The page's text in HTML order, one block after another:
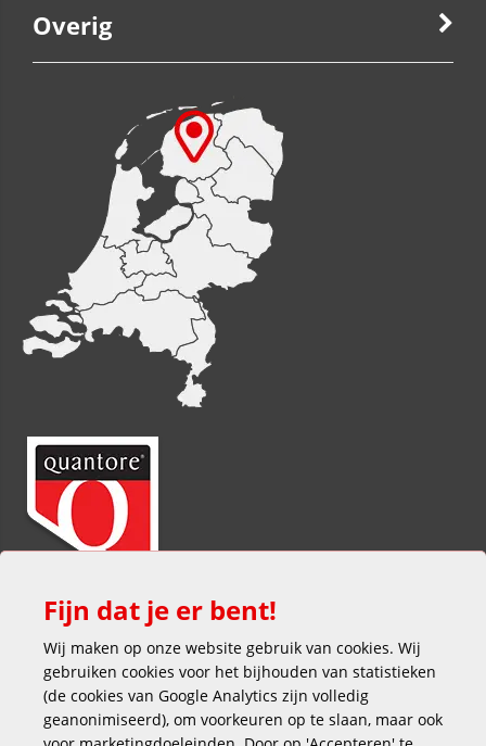
Overig
Fijn dat je er bent!
Wij maken op onze website gebruik van cookies. Wij
gebruiken cookies voor het bijhouden van statistieken
(de cookies van Google Analytics zijn volledig
geanonimiseerd), om voorkeuren op te slaan, maar ook